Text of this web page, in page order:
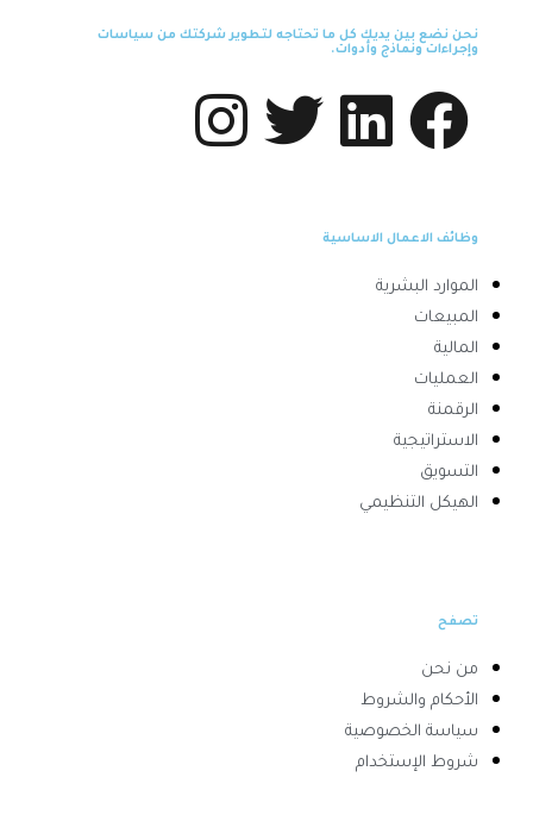
نحن نضع بين يديك كل ما تحتاجه لتطوير شركتك من سياسات
وإجراءات ونماذج وأدوات.
وظائف الاعمال الاساسية
الموارد البشرية
المبيعات
المالية
العمليات
الرقمنة
الاستراتيجية
التسويق
الهيكل التنظيمي
تصفح
من نحن
الأحكام والشروط
سياسة الخصوصية
شروط الإستخدام